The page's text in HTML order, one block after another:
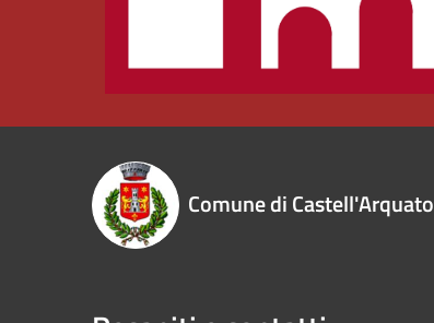
Comune di Castell'Arquato